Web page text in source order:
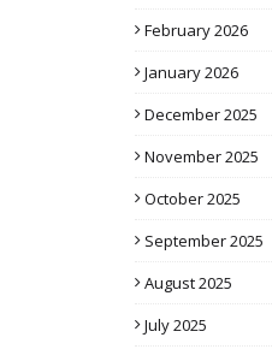
February 2026
January 2026
December 2025
November 2025
October 2025
September 2025
August 2025
July 2025